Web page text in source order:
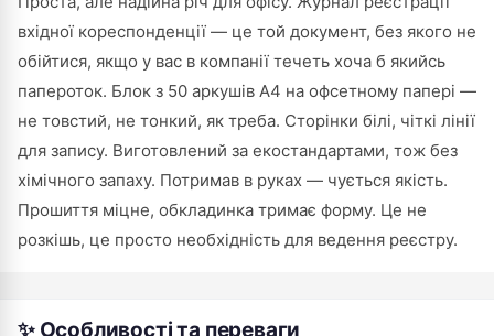
вхідної кореспонденції — це той документ, без якого не
обійтися, якщо у вас в компанії течеть хоча б якийсь
папероток. Блок з 50 аркушів А4 на офсетному папері —
не товстий, не тонкий, як треба. Сторінки білі, чіткі лінії
для запису. Виготовлений за екостандартами, тож без
хімічного запаху. Потримав в руках — чується якість.
Прошиття міцне, обкладинка тримає форму. Це не
розкішь, це просто необхідність для ведення реєстру.
✨ Особливості та переваги